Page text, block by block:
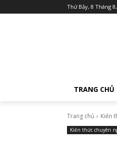
Thứ Bảy, 8 Tháng
TRANG CHỦ
Trang chủ Kiến
Kiến thức chuyên